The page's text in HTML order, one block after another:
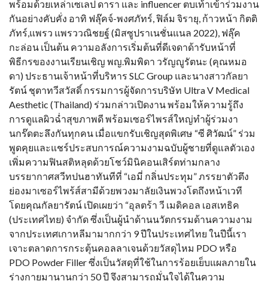
พร้อมด้วยเหล่าเซเลป ดารา และ influencer ตบเท้าเข้าร่วมงาน
กันอย่างคับคั่ง อาทิ ฟลุ๊คจ์-พงศภัทร์, ฟิล์ม จิรายุ, ก้าวหน้า กิตติ
ภัทร์,แพรว แพรววณิชยฐ์ (มิสซูปราเนชั่นแนล 2022), ฟลุ๊ค
กะล่อน เป็นต้น ความอลังการเริ่มต้นที่ดีเจดาด้ารับหน้าที่
พิธีกรของงานเรียนเชิญ พญ.พิมพิดา วรัญญูรัตนะ (คุณหมอ
ดา) ประธานเจ้าหน้าที่บริหาร SLC Group และนางสาวกัลยา
รัตน์ ชุตาทวีสวัสดิ์ กรรมการผู้จัดการบริษัท Ultra V Medical
Aesthetic (Thailand) ร่วมกล่าวเปิดงาน พร้อมให้ความรู้ถึง
การดูแลผิวฉ่ำสุขภาพดี พร้อมเซอร์ไพรส์ใหญ่ทำผู้ร่วมงา
นกร๊ดตะลึงกันทุกคน เมื่อแขกรับเชิญสุดพิเศษ “ซี ศิวัฒน์” ร่วม
พูดคุยและแชร์ประสบการณ์ความงามฉบับผู้ชายที่ดูแลตัวเอง
เพิ่มความฟินสติหลุดด้วยโชว์มินิคอนเสิร์ตท่ามกลาง
บรรยากาศสวีทปนฮาทันทีที่ “เอมี่ กลิ่นประทุม” ภรรยาตัวตึง
ย่องมาเซอร์ไพร้ส์สามีด้วยพวงมาลัยเงินพวงโตถึงหน้าเวที
โดยคุณกัลยารัตน์ เปิดเผยว่า “อุลตร้า วี เมดิคอล เอสเทธิค
(ประเทศไทย) จำกัด ซึ่งเป็นผู้นำด้านนวัตกรรมด้านความงาม
จากประเทศเกาหลีมามากกว่า 9 ปีในประเทศไทย ในปีนี้เรา
เจาะตลาดการกระตุ้นคอลลาเจนด้วยวัสดุไหม PDO หรือ
PDO Powder Filler ซึ่งเป็นวัสดุที่ใช้ในการร้อยเย็บแผลภายใน
ร่างกายมานานกว่า 50 ปี จึงสามารถมั่นใจได้ในความ